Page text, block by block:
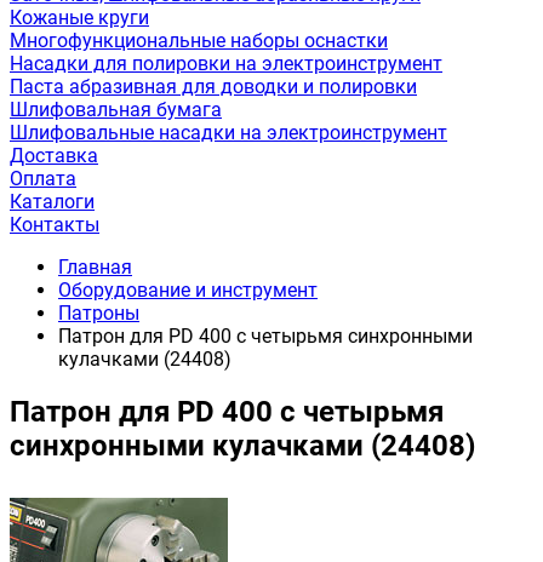
Кожаные круги
Многофункциональные наборы оснастки
Насадки для полировки на электроинструмент
Паста абразивная для доводки и полировки
Шлифовальная бумага
Шлифовальные насадки на электроинструмент
Доставка
Оплата
Каталоги
Контакты
Главная
Оборудование и инструмент
Патроны
Патрон для PD 400 с четырьмя синхронными
кулачками (24408)
Патрон для PD 400 с четырьмя
синхронными кулачками (24408)